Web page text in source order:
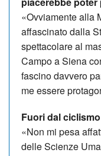
«Ovviamente alla
affascinato dalla
spettacolare al
Campo a Siena
fascino davvero
me essere
Fuori dal
«Non mi pesa
delle Scienze